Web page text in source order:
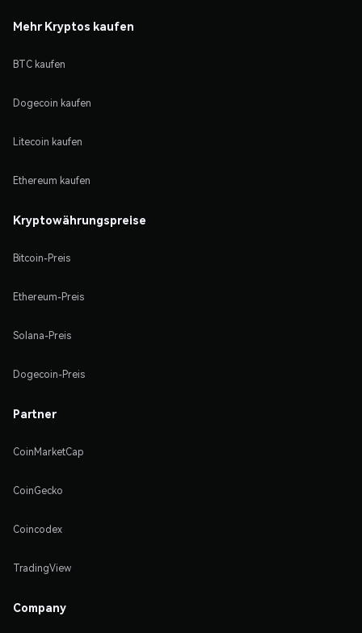
Mehr Kryptos kaufen
BTC kaufen
Dogecoin kaufen
Litecoin kaufen
Ethereum kaufen
Kryptowährungspreise
Bitcoin-Preis
Ethereum-Preis
Solana-Preis
Dogecoin-Preis
Partner
CoinMarketCap
CoinGecko
Coincodex
TradingView
Company